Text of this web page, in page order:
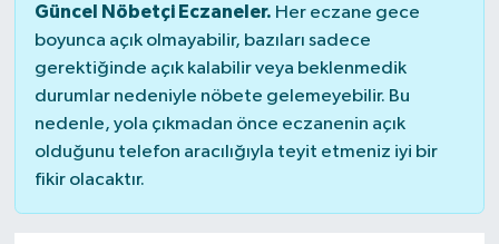
Güncel Nöbetçi Eczaneler. Her eczane gece
boyunca açık olmayabilir, bazıları sadece
gerektiğinde açık kalabilir veya beklenmedik
durumlar nedeniyle nöbete gelemeyebilir. Bu
nedenle, yola çıkmadan önce eczanenin açık
olduğunu telefon aracılığıyla teyit etmeniz iyi bir
fikir olacaktır.